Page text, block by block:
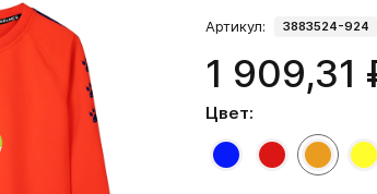
Артикул: 3883524-924
1 909,31
Цвет: